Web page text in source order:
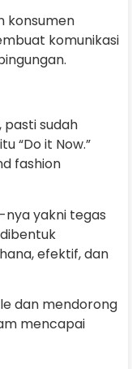
konsumen
komunikasi
pasti sudah
“Do it Now.”
fashion
nya yakni tegas
efektif, dan
dan mendorong
mencapai